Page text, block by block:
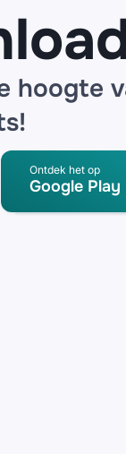
hoogte
Ontdek het op
Google Play